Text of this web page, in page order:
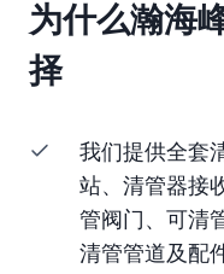
为什么瀚海
择
我们提供全套
站、清管器接
管阀门、可清
清管管道及配